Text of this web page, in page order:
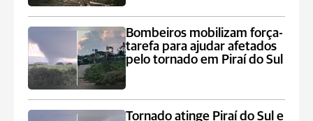
Bombeiros mobilizam força-
tarefa para ajudar afetados
pelo tornado em Piraí do Sul
Tornado atinge Piraí do Sul e